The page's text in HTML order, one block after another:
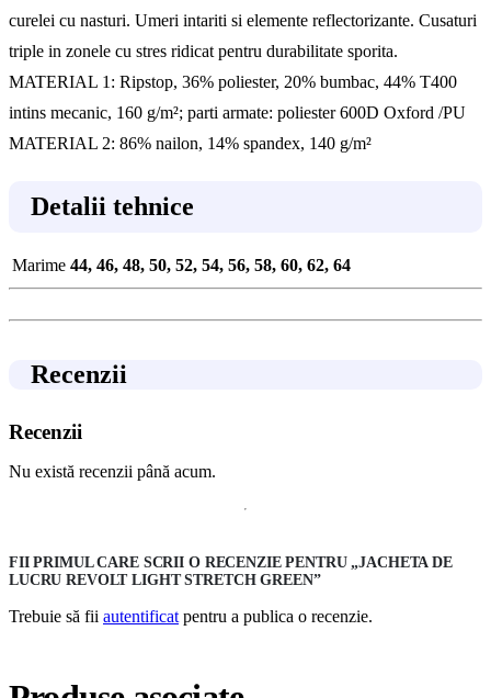
curelei cu nasturi. Umeri intariti si elemente reflectorizante. Cusaturi
triple in zonele cu stres ridicat pentru durabilitate sporita.
MATERIAL 1: Ripstop, 36% poliester, 20% bumbac, 44% T400
intins mecanic, 160 g/m²; parti armate: poliester 600D Oxford /PU
MATERIAL 2: 86% nailon, 14% spandex, 140 g/m²
Detalii tehnice
Marime 44, 46, 48, 50, 52, 54, 56, 58, 60, 62, 64
Recenzii
Recenzii
Nu există recenzii până acum.
FII PRIMUL CARE SCRII O RECENZIE PENTRU „JACHETA DE
LUCRU REVOLT LIGHT STRETCH GREEN”
Trebuie să fii autentificat pentru a publica o recenzie.